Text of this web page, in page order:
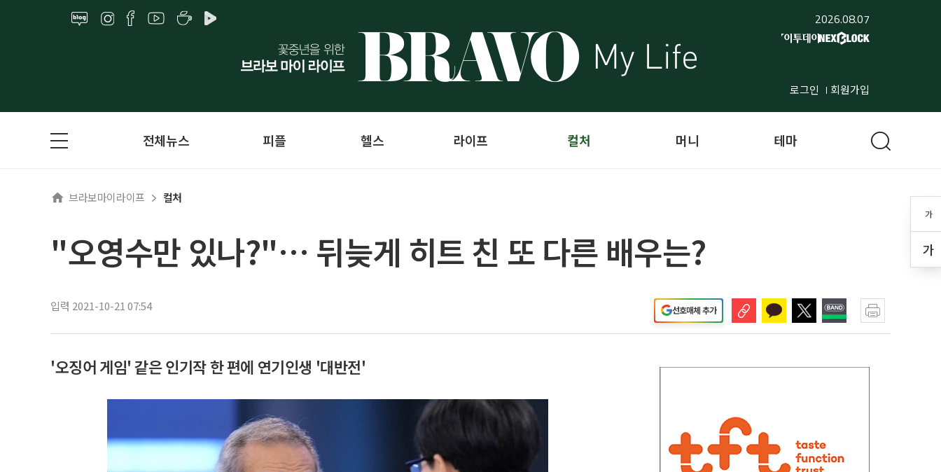
2026.08.07
로그인 회원가입
가
가
전체뉴스 피플 헬스 라이프 컬처 머니 테마
브라보마이라이프 컬처
"오영수만 있나?"… 뒤늦게 히트 친 또 다른 배우는?
입력 2021-10-21 07:54 선호매체 추가
'오징어 게임' 같은 인기작 한 편에 연기인생 '대반전'